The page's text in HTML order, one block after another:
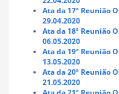
Ata da 17ª Reunião
29.04.2020
Ata da 18ª Reunião
06.05.2020
Ata da 19ª Reunião
13.05.2020
Ata da 20ª Reunião
21.05.2020